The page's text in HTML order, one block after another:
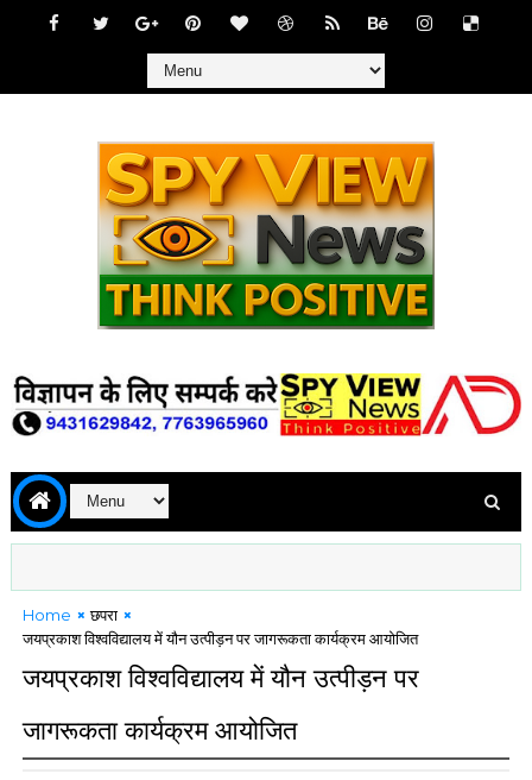
Home
छपरा
जयप्रकाश विश्वविद्यालय में यौन उत्पीड़न पर जागरूकता कार्यक्रम आयोजित
जयप्रकाश विश्वविद्यालय में यौन उत्पीड़न पर
जागरूकता कार्यक्रम आयोजित